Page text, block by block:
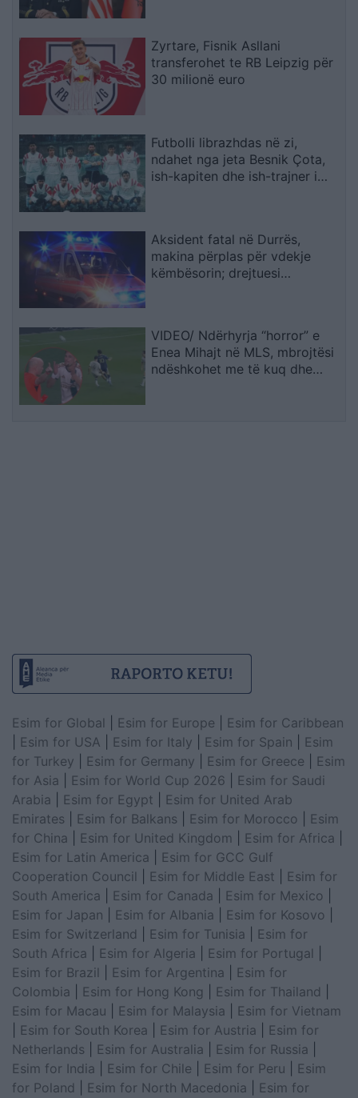
Zyrtare, Fisnik Asllani
transferohet te RB Leipzig për
30 milionë euro
Futbolli librazhdas në zi,
ndahet nga jeta Besnik Çota,
ish-kapiten dhe ish-trajner i
Aksident fatal në Durrës,
makina përplas për vdekje
këmbësorin; drejtuesi
VIDEO/ Ndërhyrja “horror” e
Enea Mihajt në MLS, mbrojtësi
ndëshkohet me të kuq dhe
Esim for Global Esim for Europe
Esim for Caribbean
Esim for USA Esim for Italy Esim for Spain
Esim
for Turkey
Esim for Germany Esim for Greece
Esim
for Asia
Esim for World Cup 2026
Esim for Saudi
Arabia
Esim for Egypt
Esim for United Arab
Emirates
Esim for Balkans Esim for Morocco
Esim
for China
Esim for United Kingdom Esim for Africa
Esim for Latin America
Esim for GCC Gulf
Cooperation Council
Esim for Middle East
Esim for
South America
Esim for Canada Esim for Mexico
Esim for Japan
Esim for Albania Esim for Kosovo
Esim for Switzerland
Esim for Tunisia
Esim for
South Africa
Esim for Algeria Esim for Portugal
Esim for Brazil
Esim for Argentina
Esim for
Colombia
Esim for Hong Kong Esim for Thailand
Esim for Macau
Esim for Malaysia
Esim for Vietnam
Esim for South Korea Esim for Austria
Esim for
Netherlands
Esim for Australia Esim for Russia
Esim for India
Esim for Chile Esim for Peru
Esim
for Poland
Esim for North Macedonia
Esim for